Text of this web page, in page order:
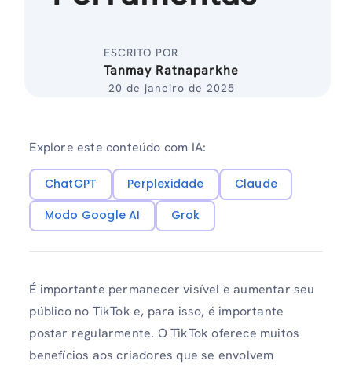
ESCRITO POR
Tanmay Ratnaparkhe
20 de janeiro de 2025
Explore este conteúdo com IA:
ChatGPT Perplexidade
Claude
Modo Google AI
Grok
É importante permanecer visível e aumentar seu
público no TikTok e, para isso, é importante
postar regularmente. O TikTok oferece muitos
benefícios aos criadores que se envolvem